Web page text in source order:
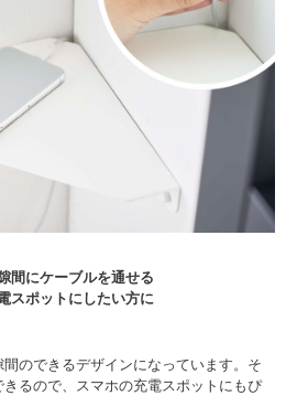
間にケーブルを通せる
スポットにしたい方に
のできるデザインになっています。そ
るので、スマホの充電スポットにもぴ